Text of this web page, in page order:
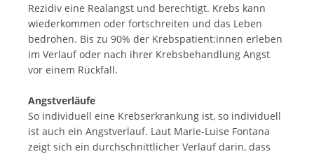
Rezidiv eine Realangst und berechtigt. Krebs kann
wiederkommen oder fortschreiten und das Leben
bedrohen. Bis zu 90% der Krebspatient:innen erleben
im Verlauf oder nach ihrer Krebsbehandlung Angst
vor einem Rückfall.
Angstverläufe
So individuell eine Krebserkrankung ist, so individuell
ist auch ein Angstverlauf. Laut Marie-Luise Fontana
zeigt sich ein durchschnittlicher Verlauf darin, dass